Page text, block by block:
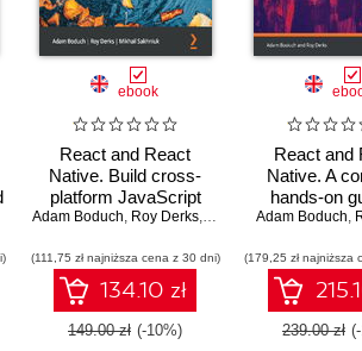
ebook
React and React
Native. Build cross-
platform JavaScript
applications with native
desktop, and mobile -
Fourth Edition
Adam Boduch, Roy Derks, Mikhail Sakhniuk
(111,75 zł najniższa cena z 30 dni)
134.10 zł
149.00 zł (-10%)
React and
Native. A
hands-on
modern web
React.js -
Adam Boduch,
(179,25 zł najniższa
239.00 zł